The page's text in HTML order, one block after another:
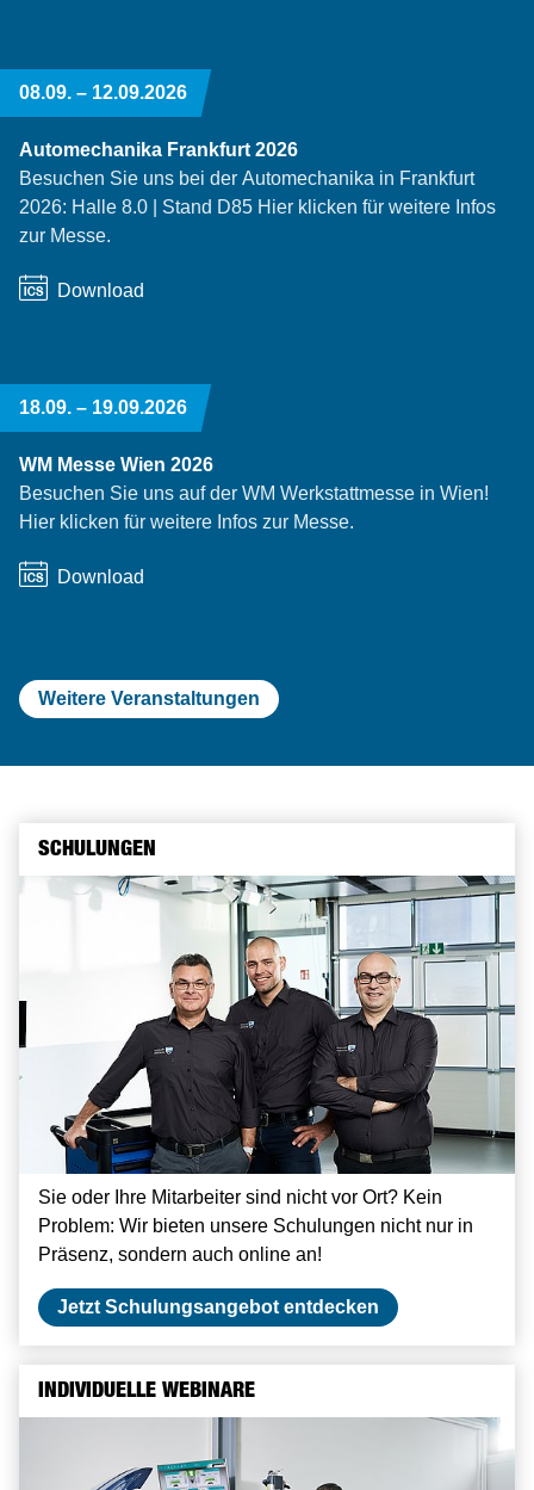
08.09. – 12.09.2026
Automechanika Frankfurt 2026
Besuchen Sie uns bei der Automechanika in Frankfurt
2026: Halle 8.0 | Stand D85 Hier klicken für weitere Infos
zur Messe.
Download
18.09. – 19.09.2026
WM Messe Wien 2026
Besuchen Sie uns auf der WM Werkstattmesse in Wien!
Hier klicken für weitere Infos zur Messe.
Download
Weitere Veranstaltungen
SCHULUNGEN
Sie oder Ihre Mitarbeiter sind nicht vor Ort? Kein
Problem: Wir bieten unsere Schulungen nicht nur in
Präsenz, sondern auch online an!
Jetzt Schulungsangebot entdecken
INDIVIDUELLE WEBINARE